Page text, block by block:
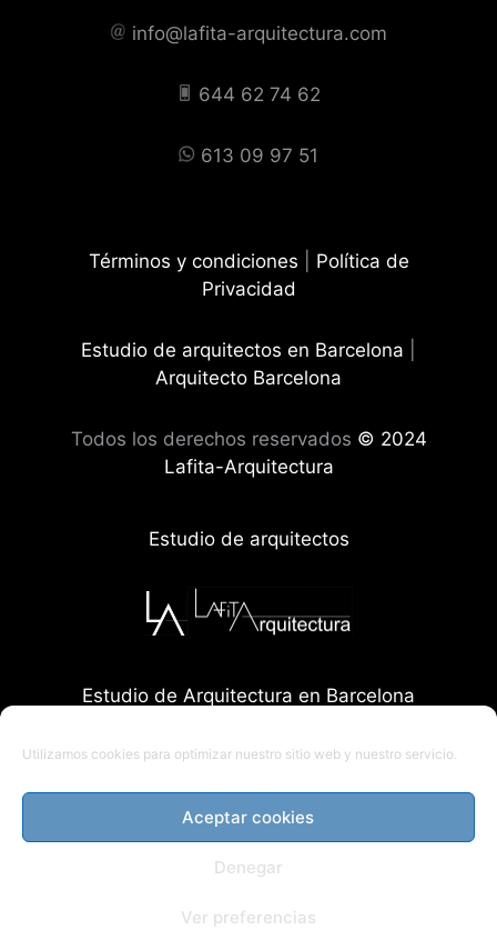
Utilizamos cookies para optimizar nuestro sitio web y nuestro servicio.
Aceptar cookies
Denegar
Ver preferencias
info@lafita-arquitectura.com
644 62 74 62
613 09 97 51
Términos y condiciones
Política de
Privacidad
Estudio de arquitectos en Barcelona
Arquitecto Barcelona
Todos los derechos reservados © 2024
Lafita-Arquitectura
Estudio de arquitectos
Estudio de Arquitectura en Barcelona